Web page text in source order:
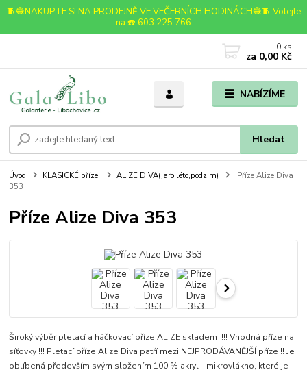
🧵🧶NAKUPTE SI NA PRODEJNĚ VE VEČERNÍCH HODINÁCH🧶🧵 Volejte
na ☎️ 603 225 766
NABÍZÍME
Hledat
0 ks
za 0,00 Kč
Úvod KLASICKÉ příze ALIZE DIVA(jaro,léto,podzim)
Příze Alize Diva
353
Příze Alize Diva 353
Široký výběr pletací a háčkovací příze ALIZE skladem !!! Vhodná příze na
síťovky !!! Pletací příze Alize Diva patří mezi NEJPRODÁVANĚJŠÍ příze !! Je
oblíbená především svým složením 100 % akryl - mikrovlákno, které je